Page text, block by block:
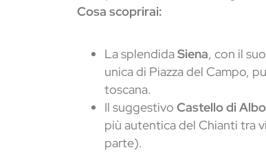
Cosa scoprirai:
La splendidaSiena, con il
unica di Piazza del Campo,
toscana.
Il suggestivo Castello di
più autentica del Chianti tra
parte).